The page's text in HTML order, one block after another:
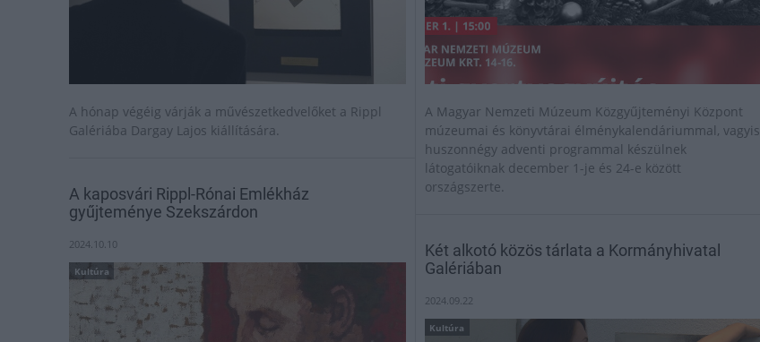
A hónap végéig várják a művészetkedvelőket a Rippl
Galériába Dargay Lajos kiállítására.
A kaposvári Rippl-Rónai Emlékház
gyűjteménye Szekszárdon
2024.10.10
Kultúra
A Magyar Nemzeti Múzeum Közgyűjteményi Központ
múzeumai és könyvtárai élménykalendáriummal, vagyis
huszonnégy adventi programmal készülnek
látogatóiknak december 1-je és 24-e között
országszerte.
Két alkotó közös tárlata a Kormányhivatal
Galériában
2024.09.22
Kultúra